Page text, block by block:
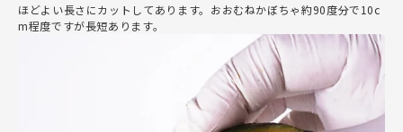
ほどよい長さにカットしてあります。おおむねかぼちゃ約90度分で10c
m程度ですが長短あります。